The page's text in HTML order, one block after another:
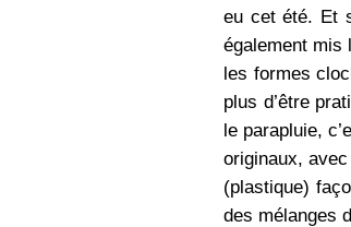
eu cet été. Et
également mis
les formes
plus d’être
le parapluie,
originaux,
(plastique)
des mélanges